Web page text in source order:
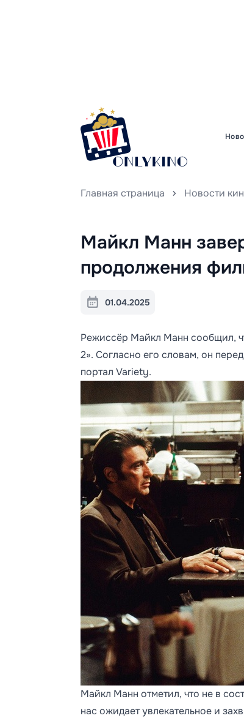
Главная страница Новости
Майкл Манн
продолжения
01.04.2025
Режиссёр Майкл Манн сообщил,
2». Согласно его словам, он
портал Variety.
Майкл Манн отметил, что не в
нас ожидает увлекательное и